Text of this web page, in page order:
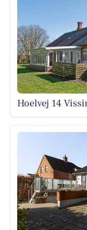
Hoelvej 14